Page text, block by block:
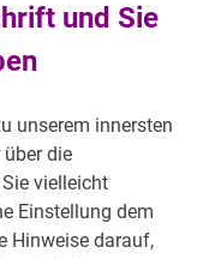
und Sie
unserem innersten
die
vielleicht
Einstellung dem
Hinweise darauf,